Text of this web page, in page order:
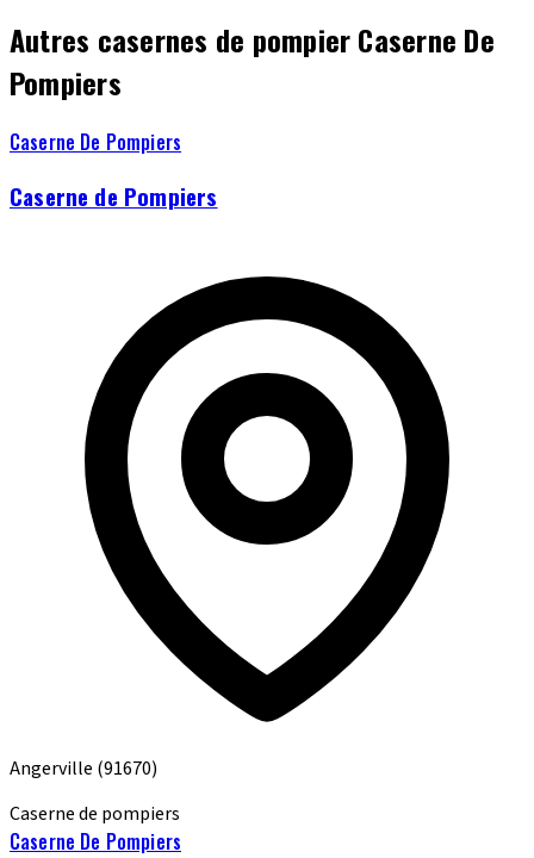
Autres casernes de pompier Caserne De
Pompiers
Caserne De Pompiers
Caserne de Pompiers
Angerville (91670)
Caserne de pompiers
Caserne De Pompiers